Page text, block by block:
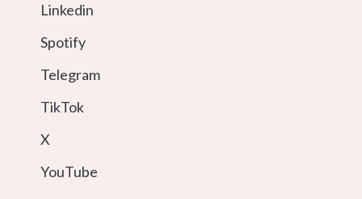
Linkedin
Spotify
Telegram
TikTok
X
YouTube